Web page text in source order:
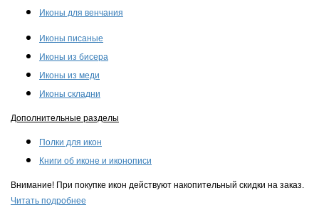
Иконы для венчания
Иконы писаные
Иконы из бисера
Иконы из меди
Иконы складни
Дополнительные разделы
Полки для икон
Книги об иконе и иконописи
Внимание! При покупке икон действуют накопительный скидки на заказ.
Читать подробнее